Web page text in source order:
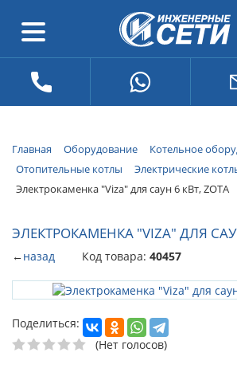
Главная Оборудование
Котельное
Отопительные котлы
Электрические
Электрокаменка "Viza" для саун 6 кВт, ZOTA
ЭЛЕКТРОКАМЕНКА "VIZA" ДЛЯ
←назад Код товара: 40457
Поделиться:
(Нет голосов)